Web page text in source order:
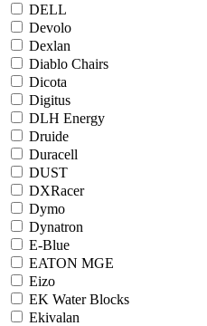
DELL
Devolo
Dexlan
Diablo Chairs
Dicota
Digitus
DLH Energy
Druide
Duracell
DUST
DXRacer
Dymo
Dynatron
E-Blue
EATON MGE
Eizo
EK Water Blocks
Ekivalan